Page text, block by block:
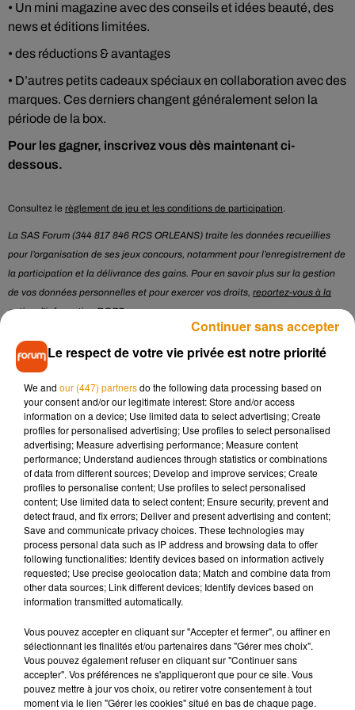
• Un mini magazine avec des conseils et idées beauté, des
news et éditions limitées.
• des réductions & avantages
• D’autres petits cadeaux spéciaux en collaboration avec des
marques. Ces derniers changent généralement selon la
période de la box.
Pour les gagner, inscrivez vous dès maintenant ci-
dessous.
Consultez le règlement de jeu et les conditions de participation.
La SAS Forum (344 817 846 RCS ORLEANS) traite les données recueillies
pour l’organisation de ses jeux concours, notamment pour l’enregistrement de
la participation et la délivrance des gains. Pour en savoir plus sur la gestion
de vos données personnelles et pour exercer vos droits, reportez-vous à la
notice d'information RGPD.
* Champ obligatoire
Le jeu est terminé
Musique
7 août 2026
Madonna sort enfin le remix de « Love
Sensation » avec Kylie Minogue
7 août 2026
collaboration tant attendue
Le respect de votre vie privée est notre priorité
We and our (447) partnersdo the following data processing based on
your consent and/or our legitimate interest: Store and/or access
information on a device; Use limited data to select advertising; Create
profiles for personalised advertising; Use profiles to select personalised
advertising; Measure advertising performance; Measure content
performance; Understand audiences through statistics or combinations
of data from different sources; Develop and improve services; Create
profiles to personalise content; Use profiles to select personalised
content; Use limited data to select content; Ensure security, prevent and
detect fraud, and fix errors; Deliver and present advertising and content;
Save and communicate privacy choices. These technologies may
process personal data such as IP address and browsing data to offer
following functionalities: Identify devices based on information actively
requested; Use precise geolocation data; Match and combine data from
other data sources; Link different devices; Identify devices based on
information transmitted automatically.
Vous pouvez accepter en cliquant sur "Accepter et fermer", ou affiner en
sélectionnant les finalités et/ou partenaires dans "Gérer mes choix".
Vous pouvez également refuser en cliquant sur "Continuer sans
accepter". Vos préférences ne s'appliqueront que pour ce site. Vous
pouvez mettre à jour vos choix, ou retirer votre consentement à tout
moment via le lien "Gérer les cookies" situé en bas de chaque page.
Continuer sans accepter